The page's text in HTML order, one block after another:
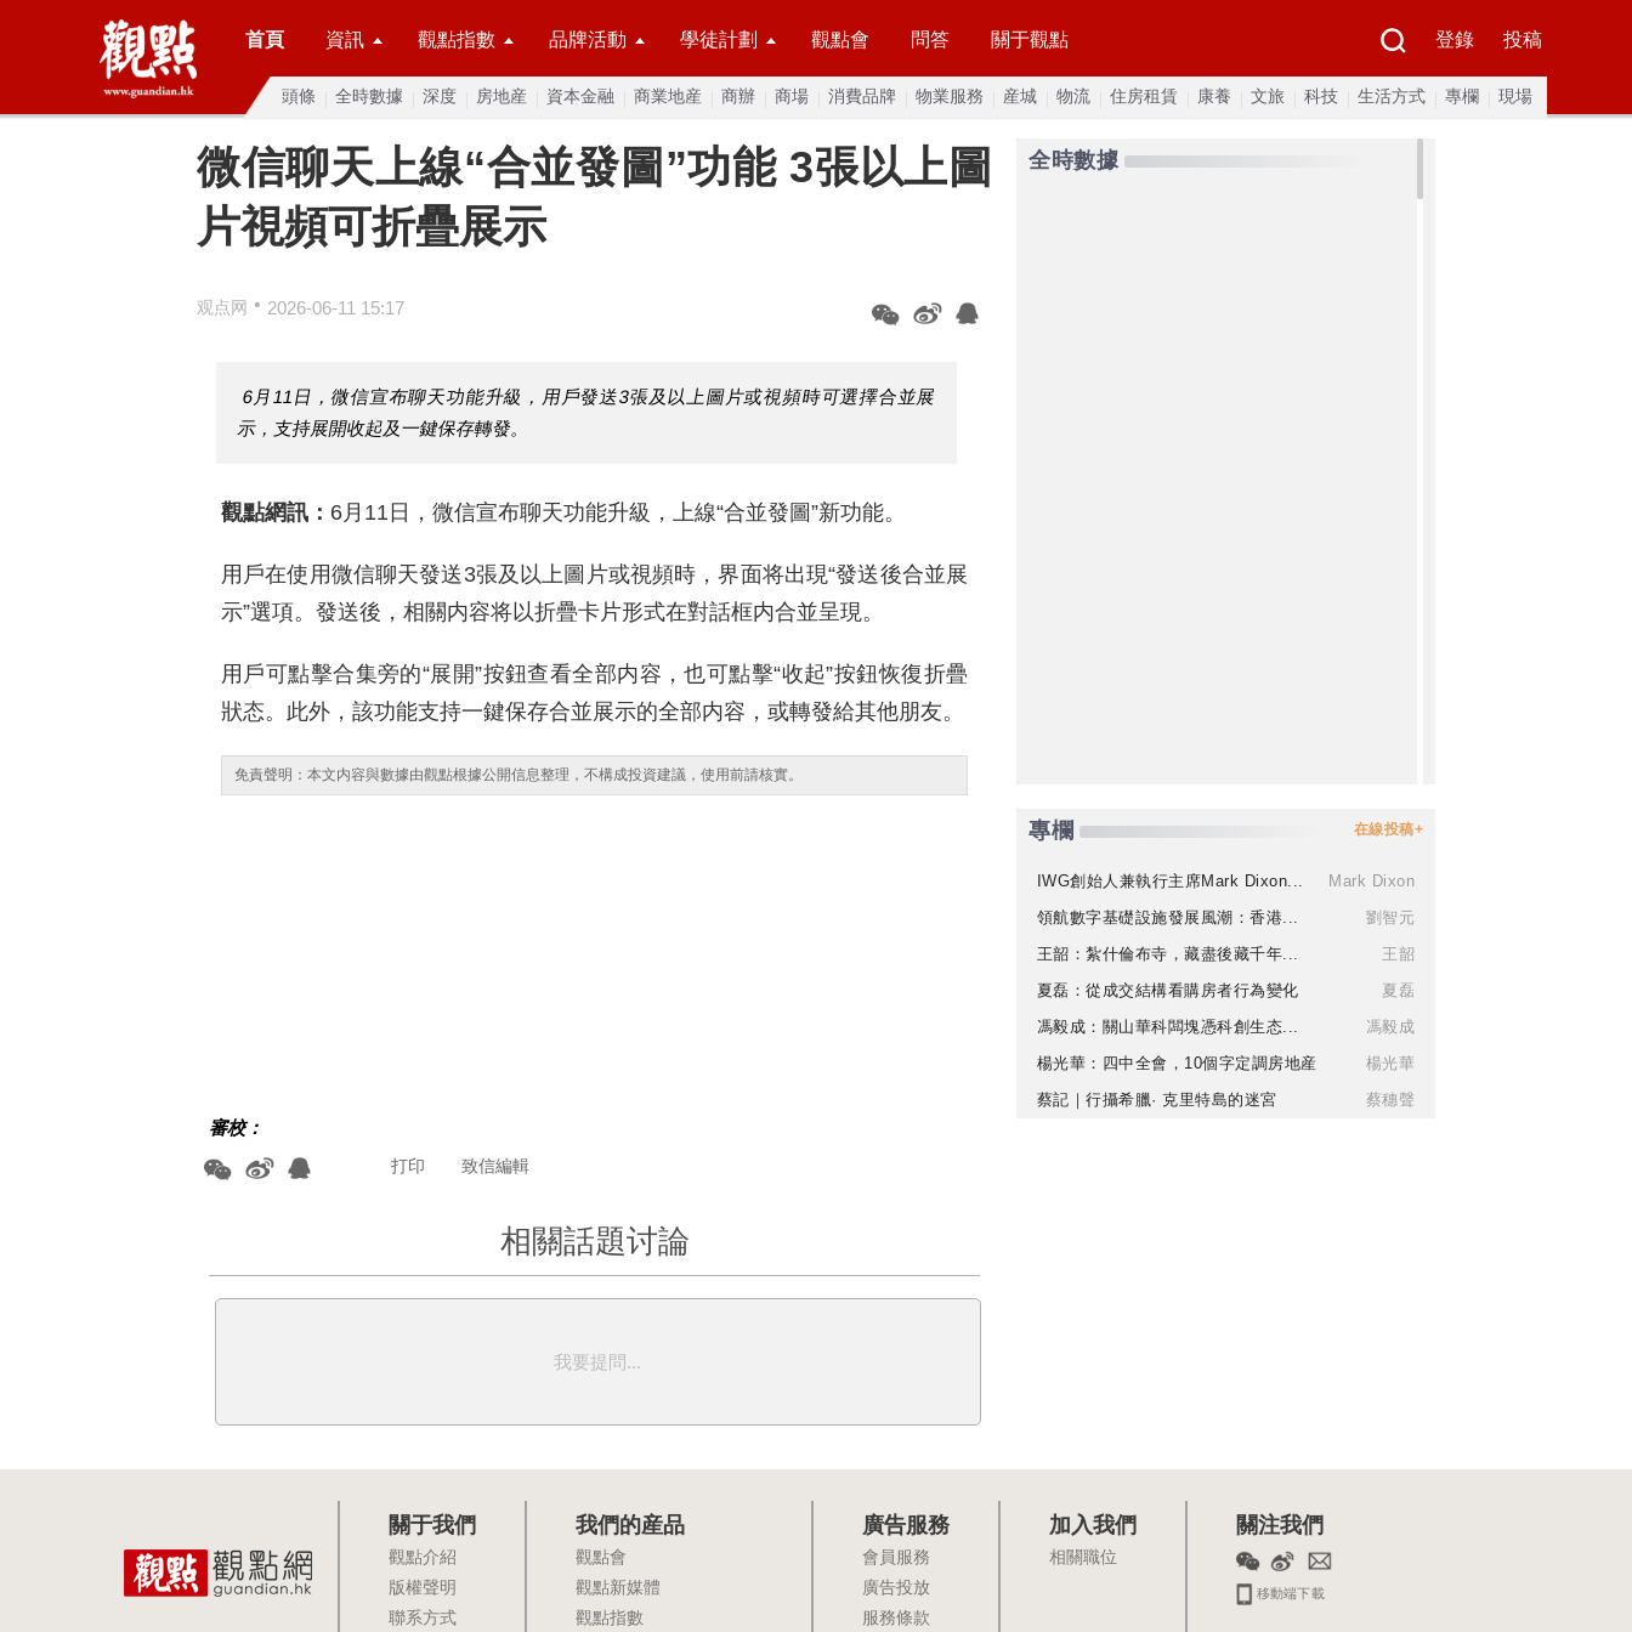
首頁 資訊 觀點指數 品牌活動 學徒計劃 觀點會 問答 關于觀點 登錄 投稿
頭條 全時數據 深度 房地産 資本金融 商業地産 商辦 商場 消費品牌 物業服務 産城 物流 住房租賃 康養 文旅 科技 生活方式 專欄 現場
微信聊天上線“合並發圖”功能 3張以上圖
片視頻可折疊展示
观点网 • 2026-06-11 15:17
6月11日，微信宣布聊天功能升級，用戶發送3張及以上圖片或視頻時可選擇合並展
示，支持展開收起及一鍵保存轉發。
觀點網訊： 6月11日，微信宣布聊天功能升級，上線“合並發圖”新功能。
用戶在使用微信聊天發送3張及以上圖片或視頻時，界面将出現“發送後合並展
示”選項。發送後，相關内容将以折疊卡片形式在對話框内合並呈現。
用戶可點擊合集旁的“展開”按鈕查看全部内容，也可點擊“收起”按鈕恢復折疊
狀态。此外，該功能支持一鍵保存合並展示的全部内容，或轉發給其他朋友。
免責聲明：本文内容與數據由觀點根據公開信息整理，不構成投資建議，使用前請核實。
審校：
致信編輯
打印
相關話題讨論
我要提問...
全時數據
專欄 在線投稿+
IWG創始人兼執行主席Mark Dixon...
Mark Dixon
領航數字基礎設施發展風潮：香港...
劉智元
王韶：紮什倫布寺，藏盡後藏千年...
王韶
夏磊：從成交結構看購房者行為變化
夏磊
馮毅成：關山華科闆塊憑科創生态...
馮毅成
楊光華：四中全會，10個字定調房地産
楊光華
蔡記｜行攝希臘· 克里特島的迷宮
蔡穗聲
關于我們
觀點介紹
版權聲明
聯系方式
我們的産品
觀點會
觀點新媒體
觀點指數
廣告服務
會員服務
廣告投放
服務條款
加入我們
相關職位
關注我們
移動端下載